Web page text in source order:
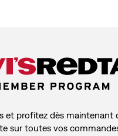
et profitez dès maintenant
sur toutes vos